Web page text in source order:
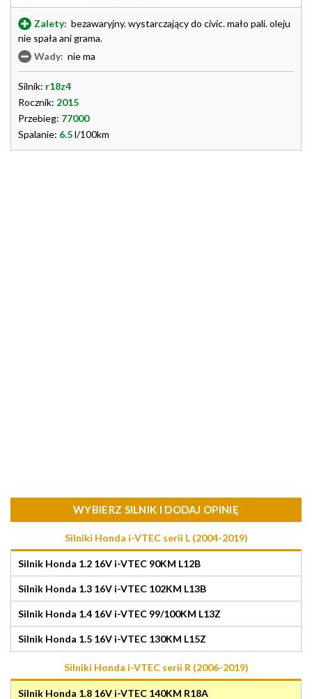
Zalety: bezawaryjny. wystarczający do civic. mało pali. oleju
nie spała ani grama.
Wady: nie ma
Silnik: r18z4
Rocznik: 2015
Przebieg: 77000
Spalanie: 6.5l/100km
WYBIERZ SILNIK I DODAJ OPINIĘ
Silniki Honda i-VTEC serii L (2004-2019)
Silnik Honda 1.2 16V i-VTEC 90KM L12B
Silnik Honda 1.3 16V i-VTEC 102KM L13B
Silnik Honda 1.4 16V i-VTEC 99/100KM L13Z
Silnik Honda 1.5 16V i-VTEC 130KM L15Z
Silniki Honda i-VTEC serii R (2006-2019)
Silnik Honda 1.8 16V i-VTEC 140KM R18A